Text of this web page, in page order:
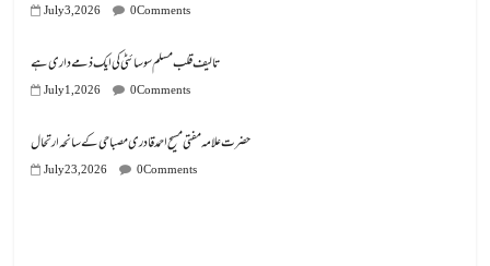
July 3, 2026 0 Comments
تالیف قلب مسلم سوسائٹی کی ایک ذمے داری ہے
July 1, 2026 0 Comments
July 23, 2026 0 Comments